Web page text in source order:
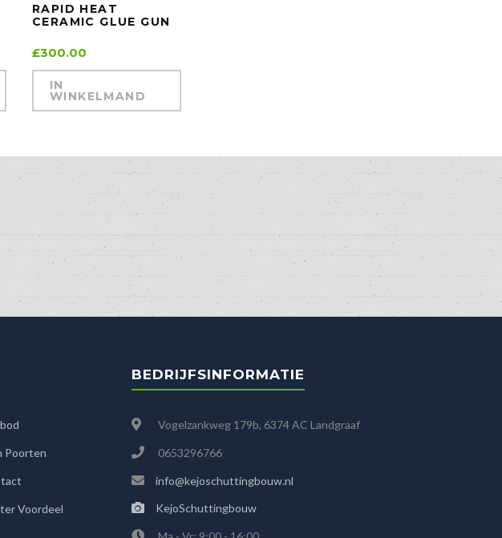
RAPID HEAT
CERAMIC GLUE GUN
£300.00
IN
WINKELMAND
Poorten
Voordeel
BEDRIJFSINFORMATIE
Vogelzankweg 179b, 6374 AC Landgraaf
0653296766
info@kejoschuttingbouw.nl
KejoSchuttingbouw